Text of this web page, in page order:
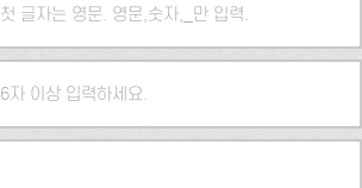
첫 글자는 영문. 영문,숫자,_만 입력.
6자 이상 입력하세요.